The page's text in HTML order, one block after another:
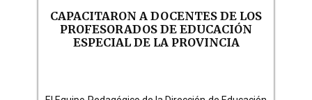
CAPACITARON A DOCENTES DE LOS
PROFESORADOS DE EDUCACIÓN
ESPECIAL DE LA PROVINCIA